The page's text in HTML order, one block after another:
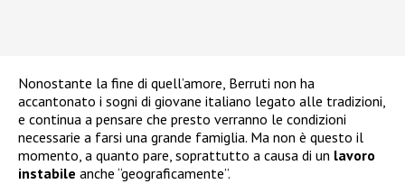
Nonostante la fine di quell’amore, Berruti non ha
accantonato i sogni di giovane italiano legato alle tradizioni,
e continua a pensare che presto verranno le condizioni
necessarie a farsi una grande famiglia. Ma non è questo il
momento, a quanto pare, soprattutto a causa di un lavoro
instabile anche “geograficamente”.